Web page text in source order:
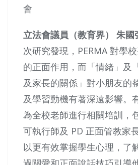
會
立法會議員（教育界） 朱國
次研究發現，PERMA 對學
的正面作用，而「情緒」及
及家長的關係」對小朋友的
及學習動機有著深遠影響。
為全校老師進行相關培訓，
可執行師及 PD 正面管教家
以更有效掌握學生心理，了